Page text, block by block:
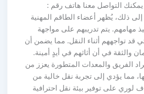
يمكنك التواصل معنا هاتف رقم :
إلى ذلك، يُظهر أعضاء الطاقم المهنية
مهامهم. يتم تدريبهم على مواجهة
قد تواجههم أثناء النقل. مما يضمن أن
والثقة في أن أثاثهم في أيدٍ أمينة.
الفريق والمعدات المتطورة يعزز من
مما يؤدي إلى تجربة نقل خالية من
لوري على توفير بيئة نقل احترافية